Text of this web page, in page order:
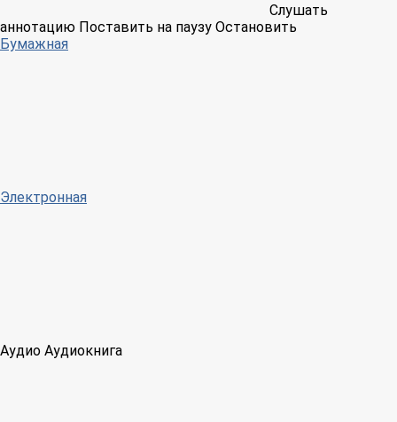
Слушать
аннотацию Поставить на паузу Остановить
Бумажная
Электронная
Аудио Аудиокнига